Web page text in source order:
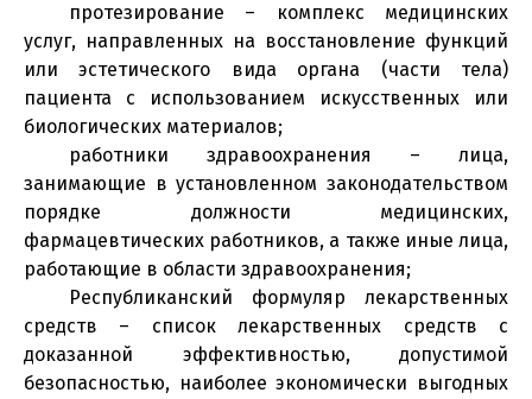
протезирование – комплекс медицинских
услуг, направленных на восстановление функций
или эстетического вида органа (части тела)
пациента с использованием искусственных или
биологических материалов;
работники здравоохранения – лица,
занимающие в установленном законодательством
порядке должности медицинских,
фармацевтических работников, а также иные лица,
работающие в области здравоохранения;
Республиканский формуляр лекарственных
средств – список лекарственных средств с
доказанной эффективностью, допустимой
безопасностью, наиболее экономически выгодных